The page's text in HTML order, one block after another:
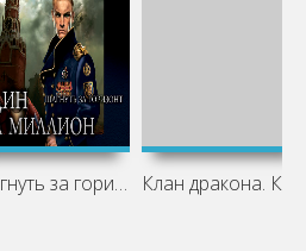
Шагнуть за горизонт